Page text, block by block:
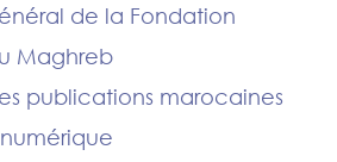
de la Fondation
Maghreb
publications marocaines